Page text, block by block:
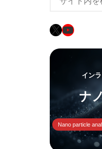
X YouTube
イン
ナ
Nano particle